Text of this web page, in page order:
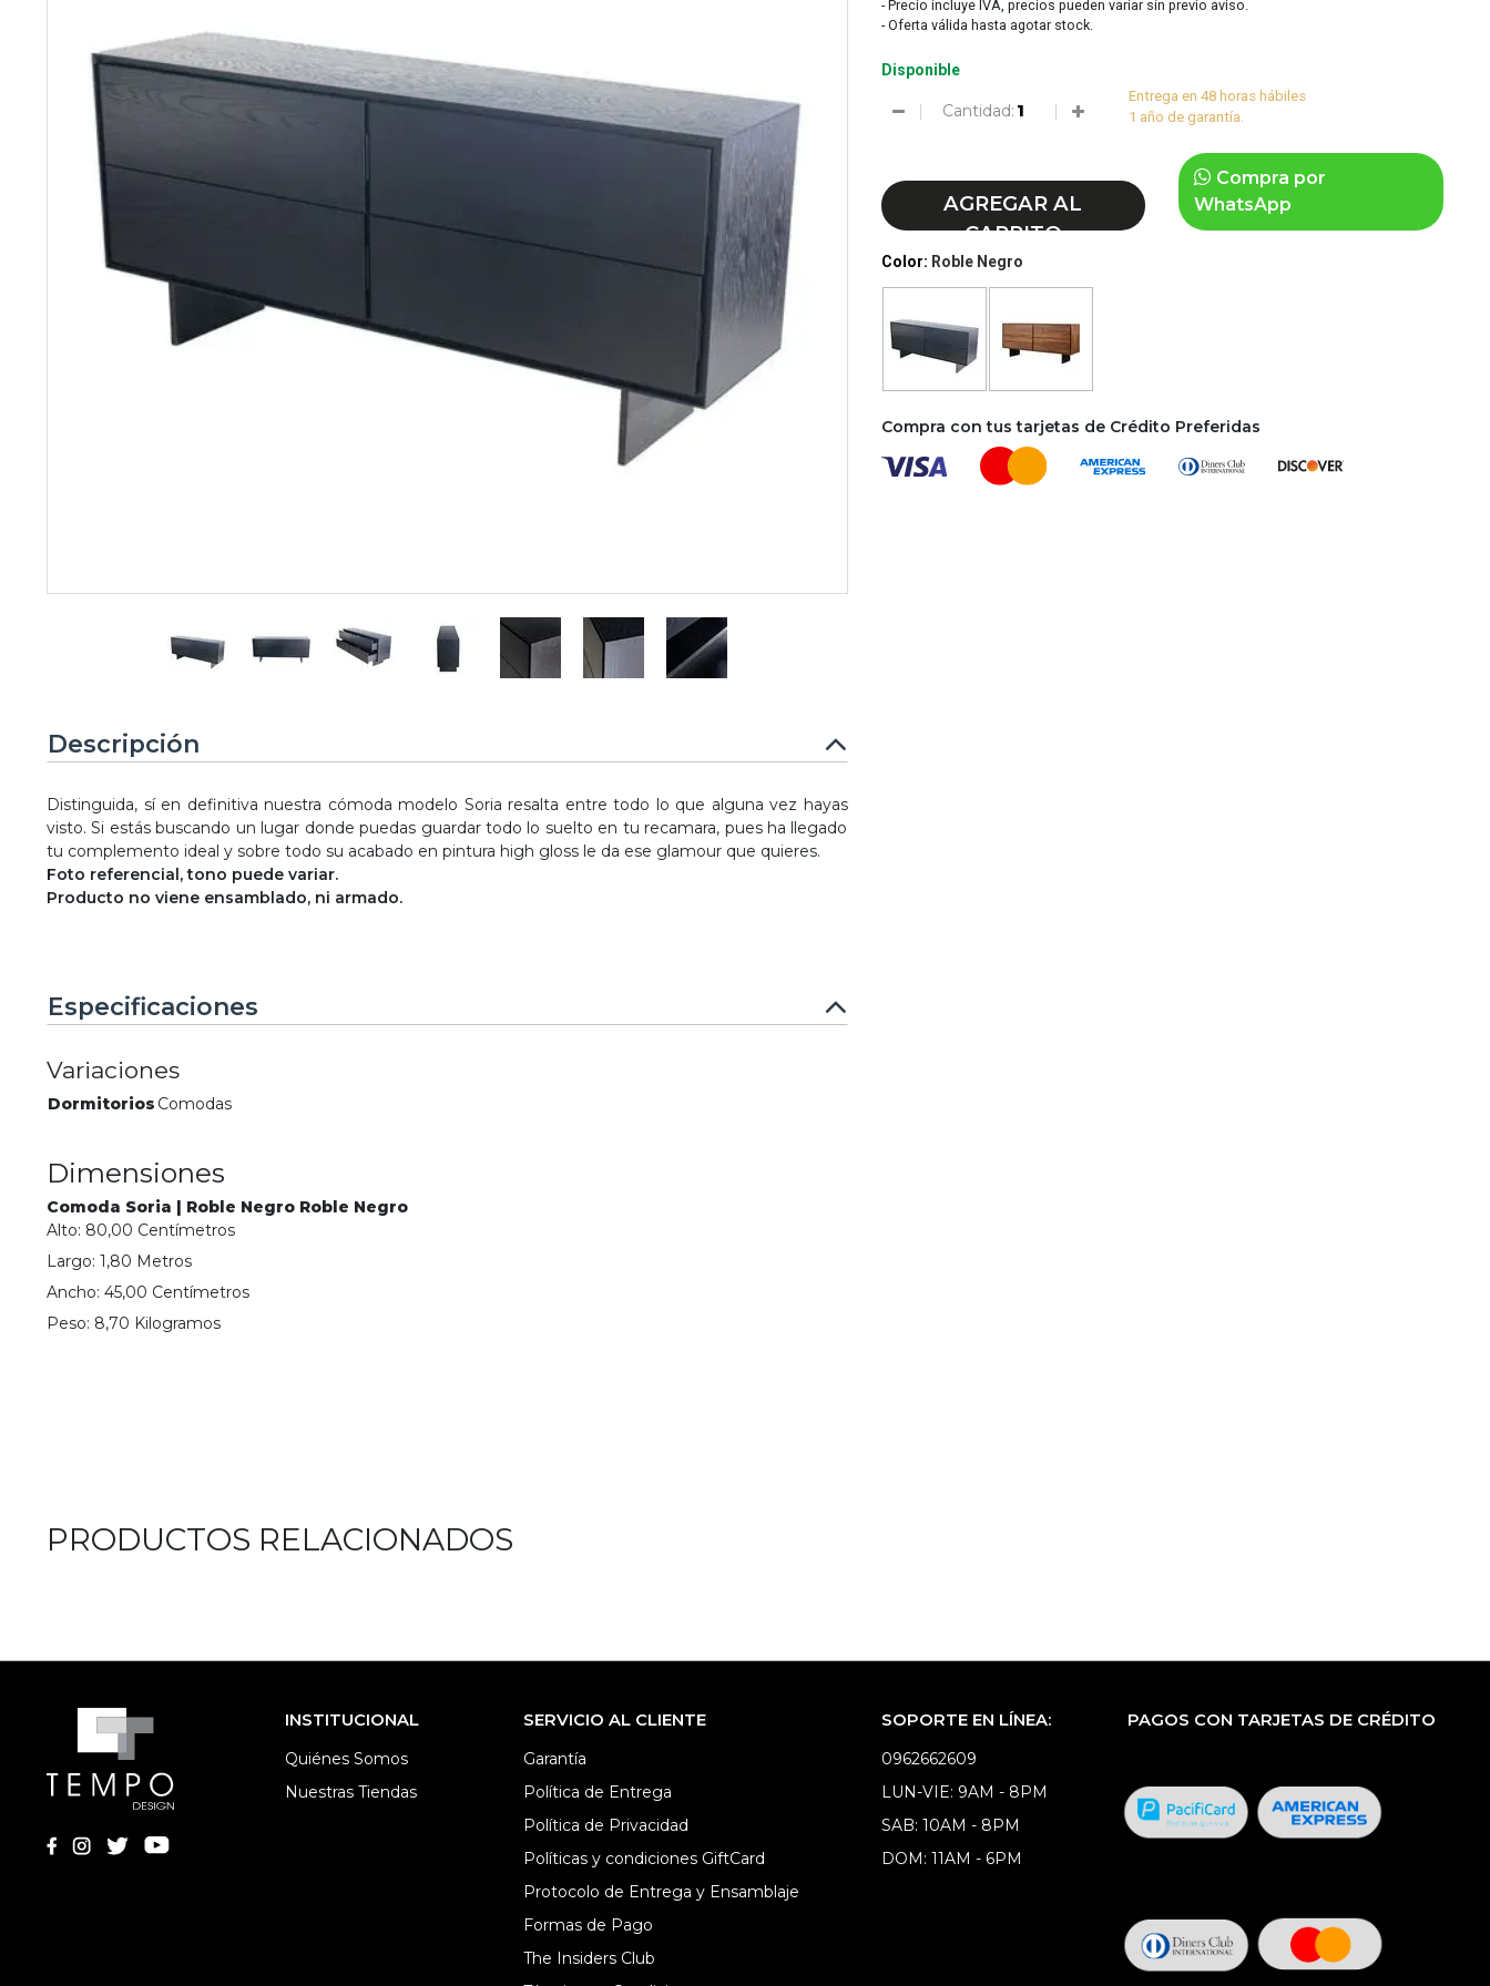
- Precio incluye IVA, precios pueden variar sin previo aviso.
- Oferta válida hasta agotar stock.
Disponible
Cantidad:
Entrega en 48 horas hábiles
1 año de garantía.
AGREGAR AL
CARRITO
Compra por
WhatsApp
Color: Roble Negro
Compra con tus tarjetas de Crédito Preferidas
Descripción
Distinguida, sí en definitiva nuestra cómoda modelo Soria resalta entre todo lo que alguna vez hayas
visto. Si estás buscando un lugar donde puedas guardar todo lo suelto en tu recamara, pues ha llegado
tu complemento ideal y sobre todo su acabado en pintura high gloss le da ese glamour que quieres.
Foto referencial, tono puede variar.
Producto no viene ensamblado, ni armado.
Especificaciones
Variaciones
Dormitorios Comodas
Dimensiones
Comoda Soria | Roble Negro Roble Negro
Alto: 80,00 Centímetros
Largo: 1,80 Metros
Ancho: 45,00 Centímetros
Peso: 8,70 Kilogramos
PRODUCTOS RELACIONADOS
INSTITUCIONAL
Quiénes Somos
Nuestras Tiendas
SERVICIO AL CLIENTE
Garantía
Política de Entrega
Política de Privacidad
Políticas y condiciones GiftCard
Protocolo de Entrega y Ensamblaje
Formas de Pago
The Insiders Club
SOPORTE EN LÍNEA:
0962662609
LUN-VIE: 9AM - 8PM
SAB: 10AM - 8PM
DOM: 11AM - 6PM
PAGOS CON TARJETAS DE CRÉDITO